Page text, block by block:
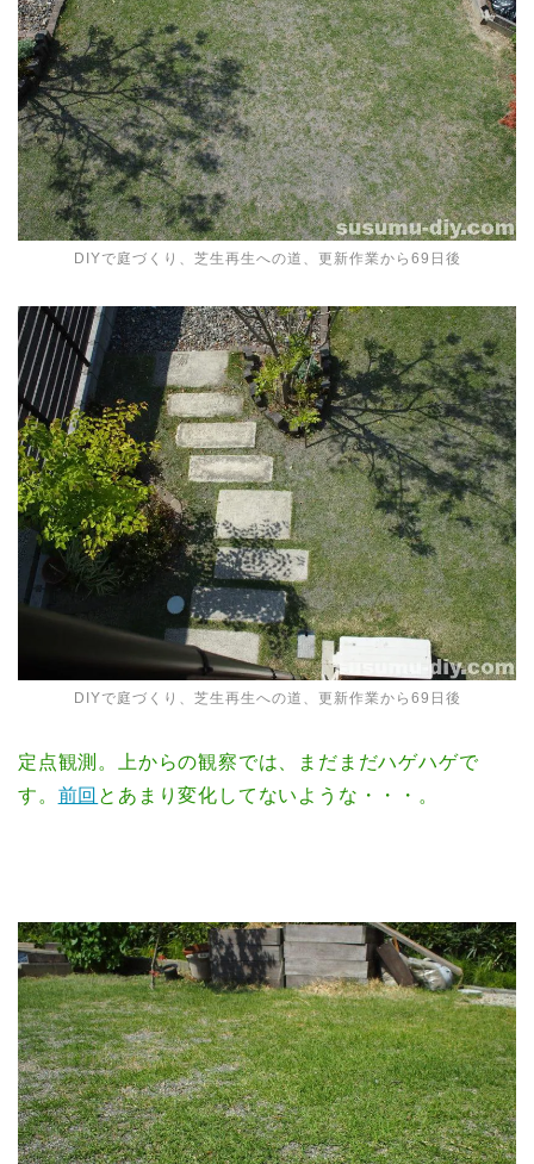
DIYで庭づくり、芝生再生への道、更新作業から69日後
DIYで庭づくり、芝生再生への道、更新作業から69日後
定点観測。上からの観察では、まだまだハゲハゲで
す。 前回 とあまり変化してないような・・・。